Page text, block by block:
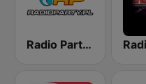
Radio Party - Kanał DjMixes